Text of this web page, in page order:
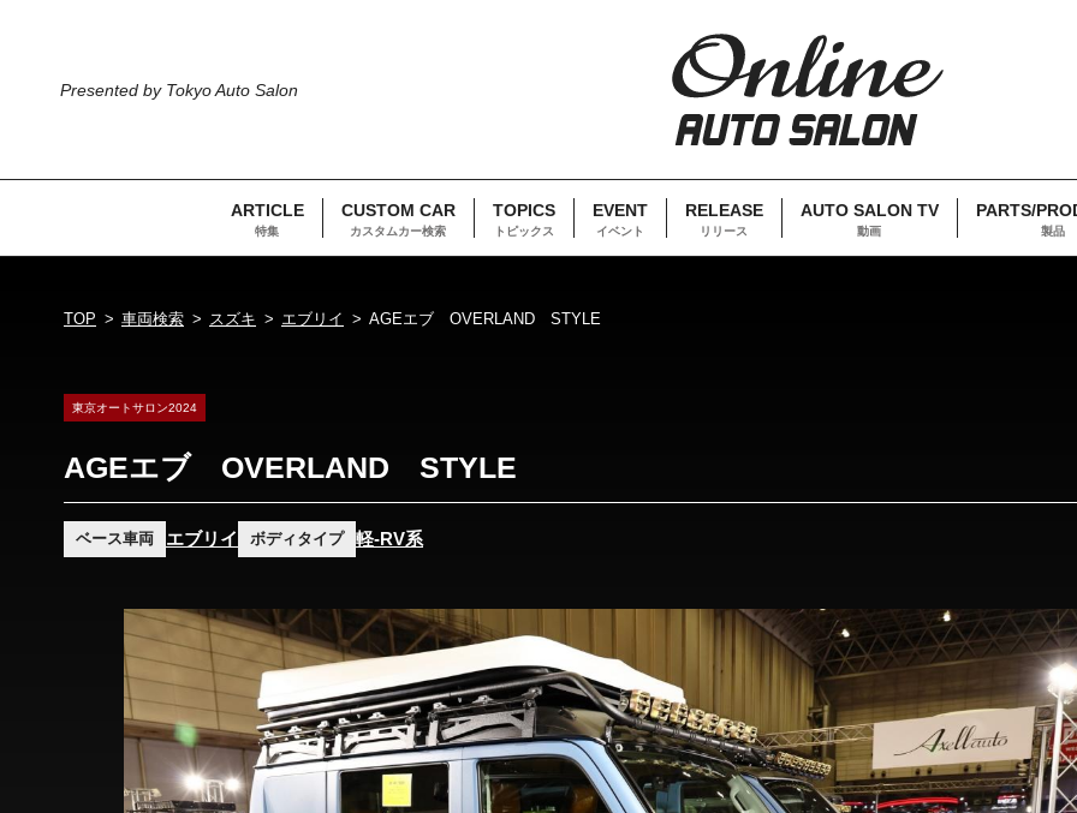
Presented by Tokyo Auto Salon
ARTICLE
特集
CUSTOM CAR
カスタムカー検索
TOPICS
トピックス
EVENT
イベント
RELEASE
リリース
AUTO SALON TV
動画
PARTS/
製品
TOP 車両検索 スズキ エブリイ AGEエブ OVERLAND STYLE
東京オートサロン2024
AGEエブ OVERLAND STYLE
ベース車両 エブリイ ボディタイプ 軽-RV系